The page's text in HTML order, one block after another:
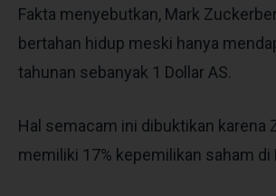
Fakta menyebutkan, Mark
bertahan hidup meski hanya
tahunan sebanyak 1 Dollar AS.
Hal semacam ini dibuktikan karena
memiliki 17% kepemilikan saham di